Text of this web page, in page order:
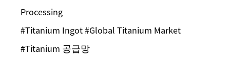
Processing
#Titanium Ingot #Global Titanium Market
#Titanium 공급망